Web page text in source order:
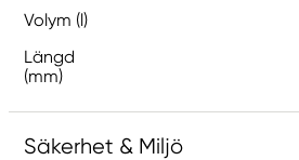
Volym (l)
Längd
(mm)
Säkerhet & Miljö